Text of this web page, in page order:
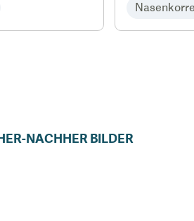
NACHHER BILDER